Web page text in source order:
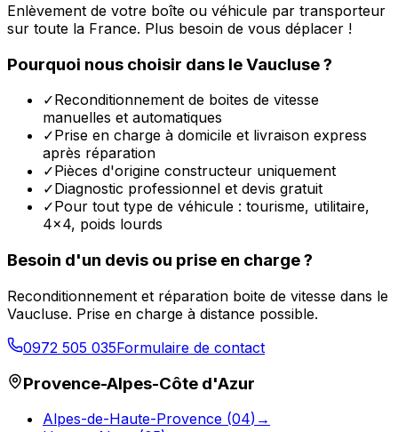
Enlèvement de votre boîte ou véhicule par transporteur
sur toute la France. Plus besoin de vous déplacer !
Pourquoi nous choisir dans leVaucluse?
✓Reconditionnement de boites de vitesse
manuelles et automatiques
✓Prise en charge à domicile et livraison express
après réparation
✓Pièces d'origine constructeur uniquement
✓Diagnostic professionnel et devis gratuit
✓Pour tout type de véhicule : tourisme, utilitaire,
4x4, poids lourds
Besoin d'un devis ou prise en charge ?
Reconditionnement et réparation boite de vitesse dans le
Vaucluse. Prise en charge à distance possible.
0972 505 035Formulaire de contact
Provence-Alpes-Côte d'Azur
Alpes-de-Haute-Provence (04) →